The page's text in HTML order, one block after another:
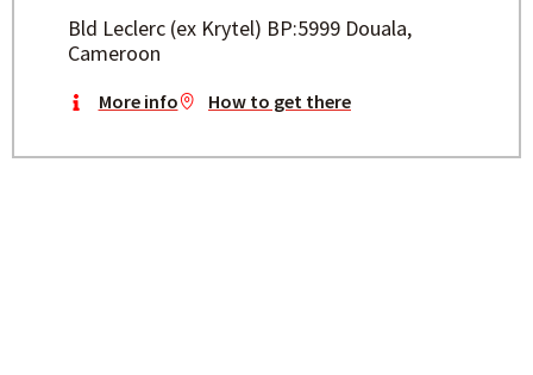
Bld Leclerc (ex Krytel) BP:5999 Douala,
Cameroon
More info How to get there